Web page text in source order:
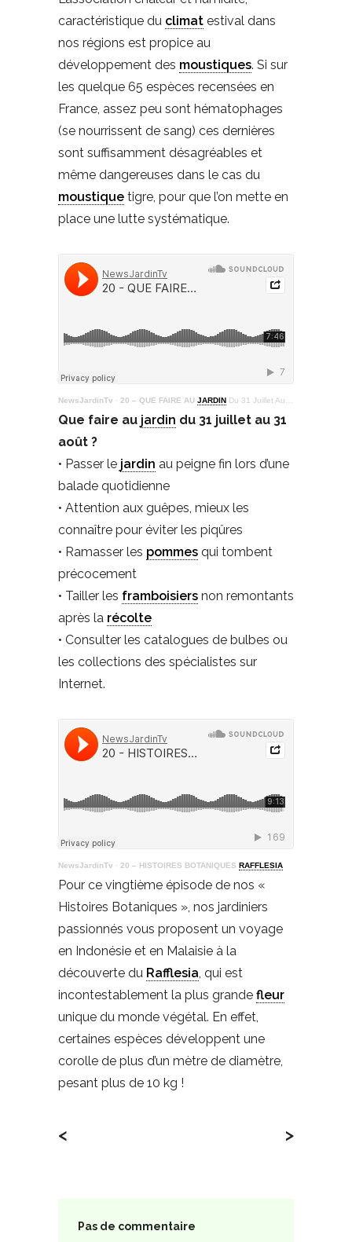
caractéristique du climat estival dans
nos régions est propice au
développement des moustiques. Si sur
les quelque 65 espèces recensées en
France, assez peu sont hématophages
(se nourrissent de sang) ces dernières
sont suffisamment désagréables et
même dangereuses dans le cas du
moustique tigre, pour que l’on mette en
place une lutte systématique.
NewsJardinTv · 20 – QUE FAIRE AU JARDIN Du 31 Juillet Au 04 Août
Que faire au jardin du 31 juillet au 31
août ?
• Passer le jardin au peigne fin lors d’une
balade quotidienne
• Attention aux guêpes, mieux les
connaître pour éviter les piqûres
• Ramasser les pommes qui tombent
précocement
• Tailler les framboisiers non remontants
après la récolte
• Consulter les catalogues de bulbes ou
les collections des spécialistes sur
Internet.
NewsJardinTv · 20 – HISTOIRES BOTANIQUES RAFFLESIA
Pour ce vingtième épisode de nos «
Histoires Botaniques », nos jardiniers
passionnés vous proposent un voyage
en Indonésie et en Malaisie à la
découverte du Rafflesia , qui est
incontestablement la plus grande fleur
unique du monde végétal. En effet,
certaines espèces développent une
corolle de plus d’un mètre de diamètre,
pesant plus de 10 kg !
< >
Pas de commentaire